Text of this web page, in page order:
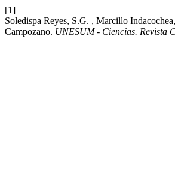
[1]
Soledispa Reyes, S.G. , Marcillo
Campozano. UNESUM - Ciencias. Revista